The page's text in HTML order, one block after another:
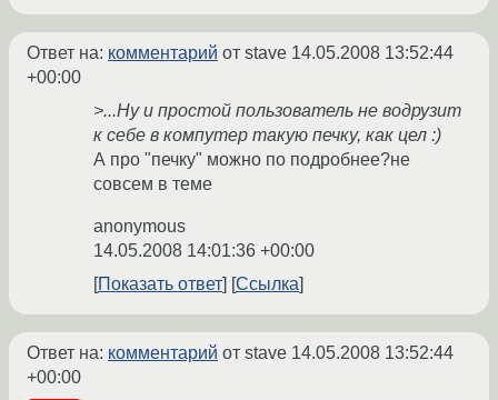
Ответ на: комментарий от stave 14.05.2008 13:52:44
+00:00
>...Ну и простой пользователь не водрузит
к себе в компутер такую печку, как цел :)
А про "печку" можно по подробнее?не
совсем в теме
anonymous
14.05.2008 14:01:36 +00:00
Показать ответ
Ссылка
Ответ на: комментарий от stave 14.05.2008 13:52:44
+00:00